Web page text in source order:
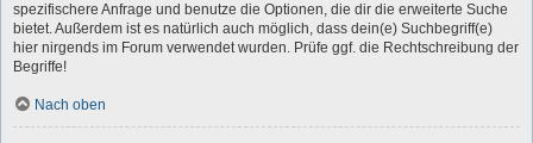
spezifischere Anfrage und benutze die Optionen, die dir die erweiterte Suche
bietet. Außerdem ist es natürlich auch möglich, dass dein(e) Suchbegriff(e)
hier nirgends im Forum verwendet wurden. Prüfe ggf. die Rechtschreibung der
Begriffe!
Nach oben